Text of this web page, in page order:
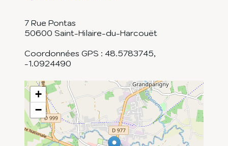
7 Rue Pontas
50600 Saint-Hilaire-du-Harcouët
Coordonnées GPS : 48.5783745,
-1.0924490
+
−